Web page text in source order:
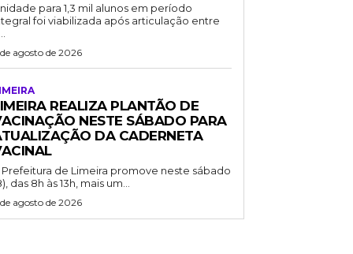
para 1,3 mil alunos em período
foi viabilizada após articulação entre
agosto de 2026
REALIZA PLANTÃO DE
NESTE SÁBADO PARA
DA CADERNETA
Prefeitura de Limeira promove neste sábado
das 8h às 13h, mais um...
agosto de 2026